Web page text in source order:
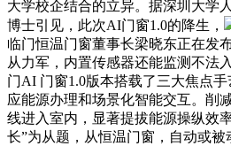
大学校企结合的立异。据深圳大学
博士引见，此次AI门窗1.0的降生，
临门恒温门窗董事长梁晓东正在发
从力军，内置传感器还能监测不法
门AI 门窗1.0版本搭载了三大焦点
应能源办理和场景化智能交互。削
线进入室内，显著提拔能源操纵效
长”为从题，从恒温门窗，自动或